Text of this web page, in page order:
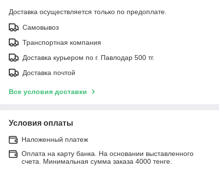
Доставка осуществляется только по предоплате.
Самовывоз
Транспортная компания
Доставка курьером по г. Павлодар 500 тг.
Доставка почтой
Все условия доставки
Условия оплаты
Наложенный платеж
Оплата на карту банка. На основании выставленного
счета. Минимальная сумма заказа 4000 тенге.